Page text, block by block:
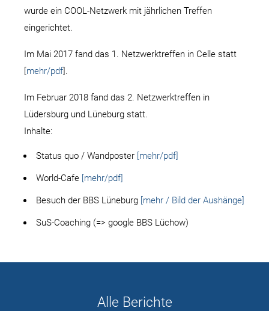
wurde ein COOL-Netzwerk mit jährlichen Treffen
eingerichtet.
Im Mai 2017 fand das 1. Netzwerktreffen in Celle statt
[mehr/pdf].
Im Februar 2018 fand das 2. Netzwerktreffen in
Lüdersburg und Lüneburg statt.
Inhalte:
Status quo / Wandposter [mehr/pdf]
World-Cafe [mehr/pdf]
Besuch der BBS Lüneburg [mehr / Bild der Aushänge]
SuS-Coaching (=> google BBS Lüchow)
Alle Berichte